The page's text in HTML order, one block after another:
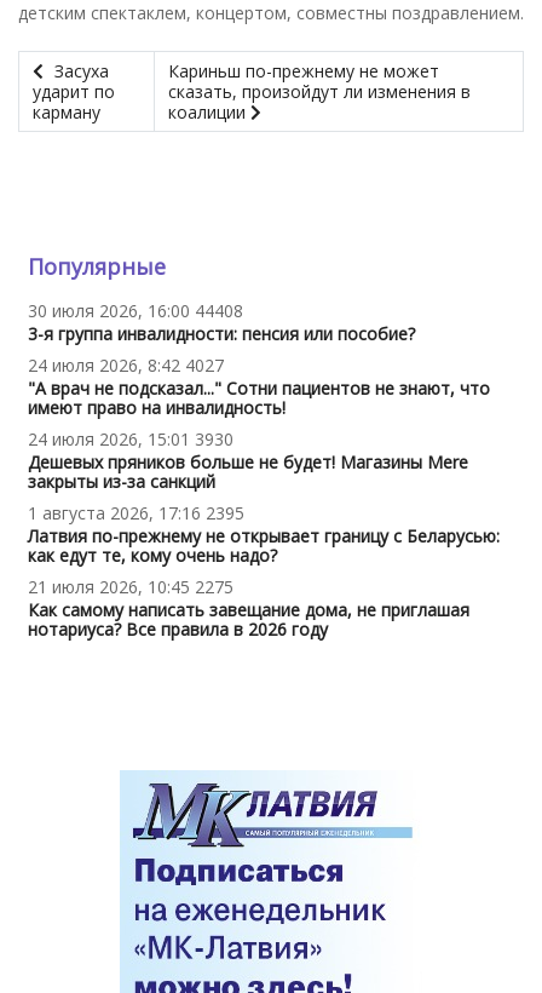
детским спектаклем, концертом, совместны поздравлением.
Засуха
ударит по
карману
Кариньш по-прежнему не может
сказать, произойдут ли изменения в
коалиции
Популярные
30 июля 2026, 16:00 44408
3-я группа инвалидности: пенсия или пособие?
24 июля 2026, 8:42 4027
"А врач не подсказал..." Сотни пациентов не знают, что
имеют право на инвалидность!
24 июля 2026, 15:01 3930
Дешевых пряников больше не будет! Магазины Mere
закрыты из-за санкций
1 августа 2026, 17:16 2395
Латвия по-прежнему не открывает границу с Беларусью:
как едут те, кому очень надо?
21 июля 2026, 10:45 2275
Как самому написать завещание дома, не приглашая
нотариуса? Все правила в 2026 году